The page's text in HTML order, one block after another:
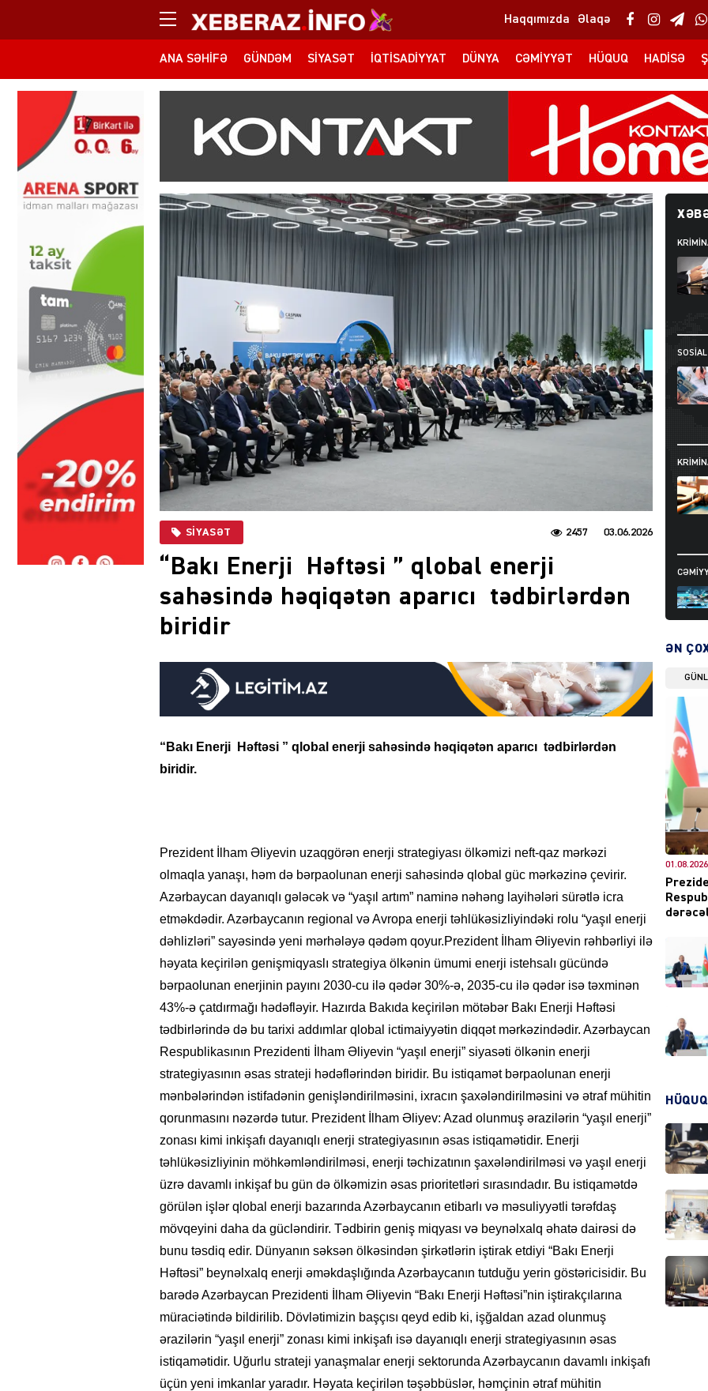
Haqqımızda Əlaqə
ANA SƏHIFƏ GÜNDƏM SIYASƏT İQTISADIYYAT DÜNYA CƏMIYYƏT HÜQUQ HADISƏ
SIYASƏT 03.06.2026
2457
“Bakı Enerji Həftəsi ” qlobal enerji
sahəsində həqiqətən aparıcı tədbirlərdən
biridir
“Bakı Enerji Həftəsi ” qlobal enerji sahəsində həqiqətən aparıcı tədbirlərdən
biridir.
Prezident İlham Əliyevin uzaqgörən enerji strategiyası ölkəmizi neft-qaz mərkəzi
olmaqla yanaşı, həm də bərpaolunan enerji sahəsində qlobal güc mərkəzinə çevirir.
Azərbaycan dayanıqlı gələcək və “yaşıl artım” naminə nəhəng layihələri sürətlə icra
etməkdədir. Azərbaycanın regional və Avropa enerji təhlükəsizliyindəki rolu “yaşıl enerji
dəhlizləri” sayəsində yeni mərhələyə qədəm qoyur.Prezident İlham Əliyevin rəhbərliyi ilə
həyata keçirilən genişmiqyaslı strategiya ölkənin ümumi enerji istehsalı gücündə
bərpaolunan enerjinin payını 2030-cu ilə qədər 30%-ə, 2035-cu ilə qədər isə təxminən
43%-ə çatdırmağı hədəfləyir. Hazırda Bakıda keçirilən mötəbər Bakı Enerji Həftəsi
tədbirlərində də bu tarixi addımlar qlobal ictimaiyyətin diqqət mərkəzindədir. Azərbaycan
Respublikasının Prezidenti İlham Əliyevin “yaşıl enerji” siyasəti ölkənin enerji
strategiyasının əsas strateji hədəflərindən biridir. Bu istiqamət bərpaolunan enerji
mənbələrindən istifadənin genişləndirilməsini, ixracın şaxələndirilməsini və ətraf mühitin
qorunmasını nəzərdə tutur. Prezident İlham Əliyev: Azad olunmuş ərazilərin “yaşıl enerji”
zonası kimi inkişafı dayanıqlı enerji strategiyasının əsas istiqamətidir. Enerji
təhlükəsizliyinin möhkəmləndirilməsi, enerji təchizatının şaxələndirilməsi və yaşıl enerji
üzrə davamlı inkişaf bu gün də ölkəmizin əsas prioritetləri sırasındadır. Bu istiqamətdə
görülən işlər qlobal enerji bazarında Azərbaycanın etibarlı və məsuliyyətli tərəfdaş
mövqeyini daha da gücləndirir. Tədbirin geniş miqyası və beynəlxalq əhatə dairəsi də
bunu təsdiq edir. Dünyanın səksən ölkəsindən şirkətlərin iştirak etdiyi “Bakı Enerji
Həftəsi” beynəlxalq enerji əməkdaşlığında Azərbaycanın tutduğu yerin göstəricisidir. Bu
barədə Azərbaycan Prezidenti İlham Əliyevin “Bakı Enerji Həftəsi”nin iştirakçılarına
müraciətində bildirilib. Dövlətimizin başçısı qeyd edib ki, işğaldan azad olunmuş
ərazilərin “yaşıl enerji” zonası kimi inkişafı isə dayanıqlı enerji strategiyasının əsas
istiqamətidir. Uğurlu strateji yanaşmalar enerji sektorunda Azərbaycanın davamlı inkişafı
üçün yeni imkanlar yaradır. Həyata keçirilən təşəbbüslər, həmçinin ətraf mühitin
SOSIAL
DÜNYA
ŞOU-
ƏN
01.08.2026
HÜQUQ